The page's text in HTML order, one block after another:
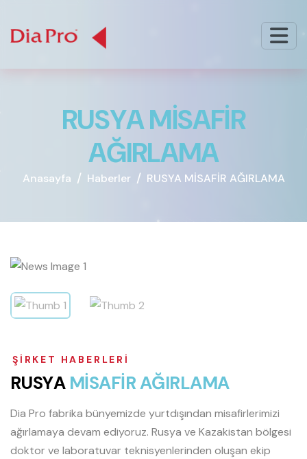
RUSYAMİSAFİR
AĞIRLAMA
Anasayfa Haberler RUSYA MİSAFİR AĞIRLAMA
ŞIRKET HABERLERI
RUSYA MİSAFİRAĞIRLAMA
Dia Pro fabrika bünyemizde yurtdışından misafirlerimizi
ağırlamaya devam ediyoruz. Rusya ve Kazakistan bölgesi
doktor ve laboratuvar teknisyenlerinden oluşan ekip